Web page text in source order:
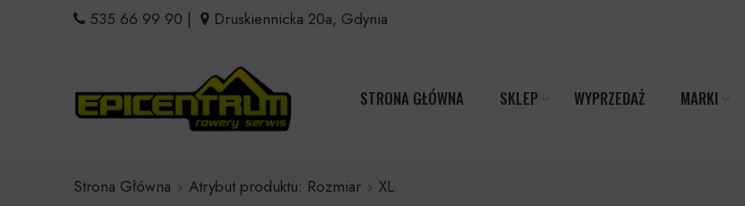
535 66 99 90 | Druskiennicka 20a, Gdynia
STRONA GŁÓWNA SKLEP WYPRZEDAŻ MARKI
Strona Główna Atrybut produktu: Rozmiar XL